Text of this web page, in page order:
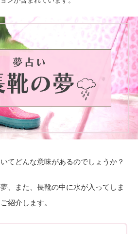
てどんな意味があるのでしょうか？
、また、長靴の中に水が入ってしま
紹介します。